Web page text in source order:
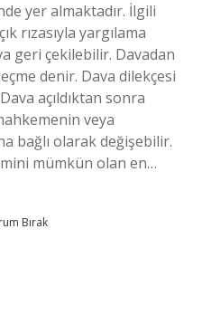
yer almaktadır. İlgili
rızasıyla yargılama
geri çekilebilir. Davadan
denir. Dava dilekçesi
açıldıktan sonra
veya
bağlı olarak değişebilir.
mümkün olan en…
Bırak